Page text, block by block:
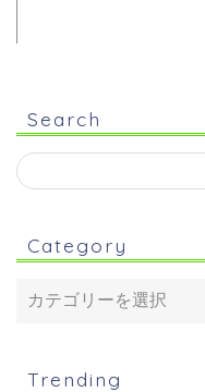
Search
Category
Trending